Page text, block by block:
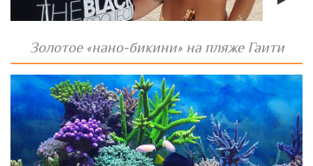
Золотое «нано-бикини» на пляже Гаити